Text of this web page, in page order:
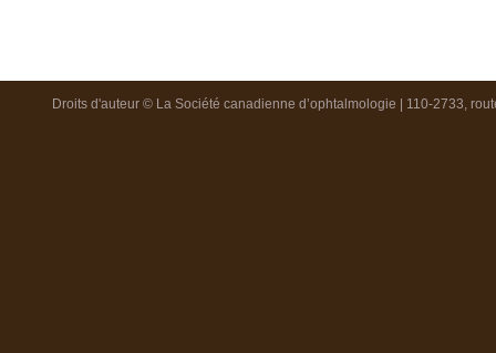
Droits d'auteur © La Société canadienne d’ophtalmologie | 110-2733,